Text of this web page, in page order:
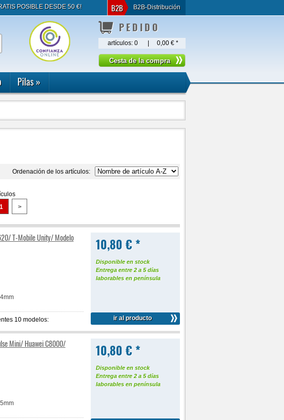
B2B B2B-Distribución
POSIBLE DESDE 50 €!
PEDIDO
artículos: 0 0,00 € *
Pilas»
Ordenación de los artículos:
1 >
10,80 € *
Disponible en stock
Entrega entre 2 a 5 días
laborables en península
ir al producto
T-Mobile Unity/ Modelo
10 modelos:
10,80 € *
Disponible en stock
Entrega entre 2 a 5 días
laborables en península
Mini/ Huawei C8000/